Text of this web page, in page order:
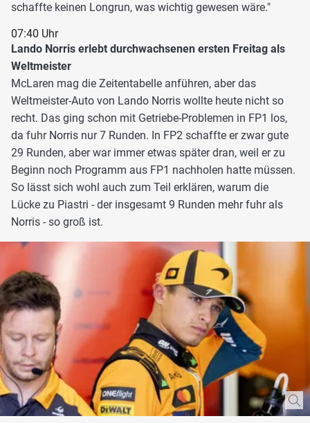
schaffte keinen Longrun, was wichtig gewesen wäre."
07:40 Uhr
Lando Norris erlebt durchwachsenen ersten Freitag als
Weltmeister
McLaren mag die Zeitentabelle anführen, aber das
Weltmeister-Auto von Lando Norris wollte heute nicht so
recht. Das ging schon mit Getriebe-Problemen in FP1 los,
da fuhr Norris nur 7 Runden. In FP2 schaffte er zwar gute
29 Runden, aber war immer etwas später dran, weil er zu
Beginn noch Programm aus FP1 nachholen hatte müssen.
So lässt sich wohl auch zum Teil erklären, warum die
Lücke zu Piastri - der insgesamt 9 Runden mehr fuhr als
Norris - so groß ist.